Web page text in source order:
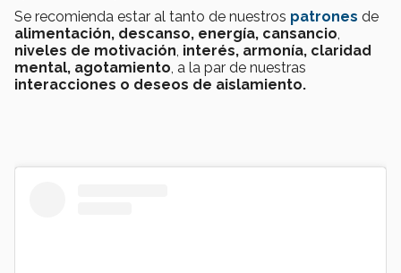
Se recomienda estar al tanto de nuestros patrones de
alimentación, descanso, energía, cansancio
niveles de motivación interés, armonía, claridad
mental, agotamiento , a la par de nuestras
interacciones o deseos de aislamiento.